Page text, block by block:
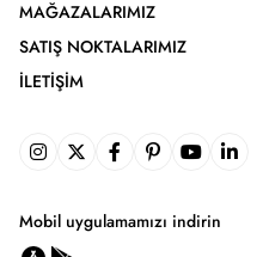
MAĞAZALARIMIZ
SATIŞ NOKTALARIMIZ
İLETIŞIM
Mobil uygulamamızı indirin